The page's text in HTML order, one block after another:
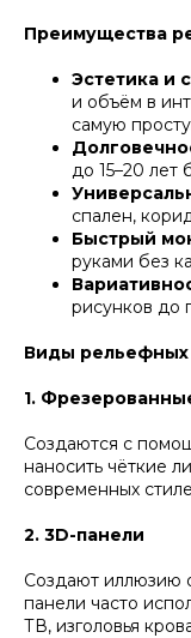
Преимущества
Эстетика и
и объём в
самую
до 15–20 лет
спален,
Быстрый
руками без
рисунков до
Виды
1.
Создаются с
наносить чёткие
современных
2. 3D-панели
Создают иллюзию
панели часто
ТВ, изголовья